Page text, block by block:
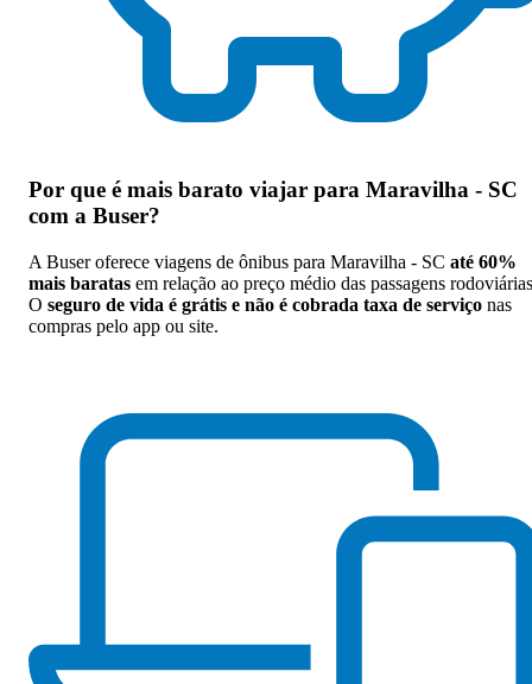
Por que é mais barato viajar para Maravilha - SC
com a Buser?
A Buser oferece viagens de ônibus para Maravilha - SC até 60%
mais baratas em relação ao preço médio das passagens
O seguro de vida é grátis e não é cobrada taxa de serviço nas
compras pelo app ou site.